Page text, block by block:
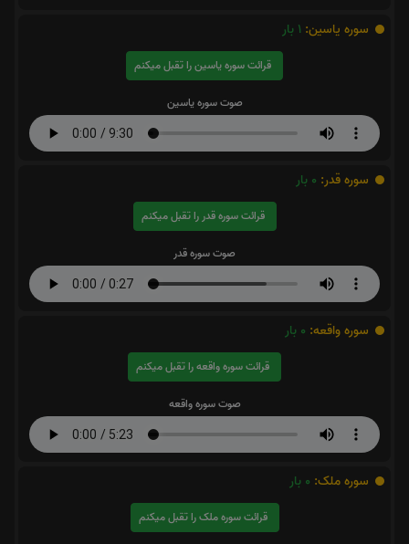
سوره یاسین: 1 بار
قرائت سوره یاسین را تقبل میکنم
صوت سوره یاسین
سوره قدر: 0 بار
قرائت سوره قدر را تقبل میکنم
صوت سوره قدر
سوره واقعه: 0 بار
قرائت سوره واقعه را تقبل میکنم
صوت سوره واقعه
سوره ملک: 0 بار
قرائت سوره ملک را تقبل میکنم